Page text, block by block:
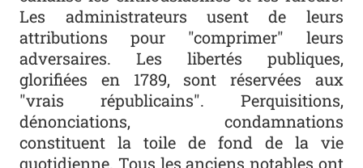
Les administrateurs usent de leurs
attributions pour "comprimer" leurs
adversaires. Les libertés publiques,
glorifiées en 1789, sont réservées aux
"vrais républicains". Perquisitions,
dénonciations, condamnations
constituent la toile de fond de la vie
quotidienne. Tous les anciens notables ont